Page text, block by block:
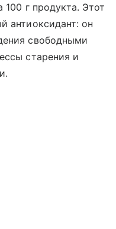
100 г продукта. Этот
антиоксидант: он
свободными
старения и